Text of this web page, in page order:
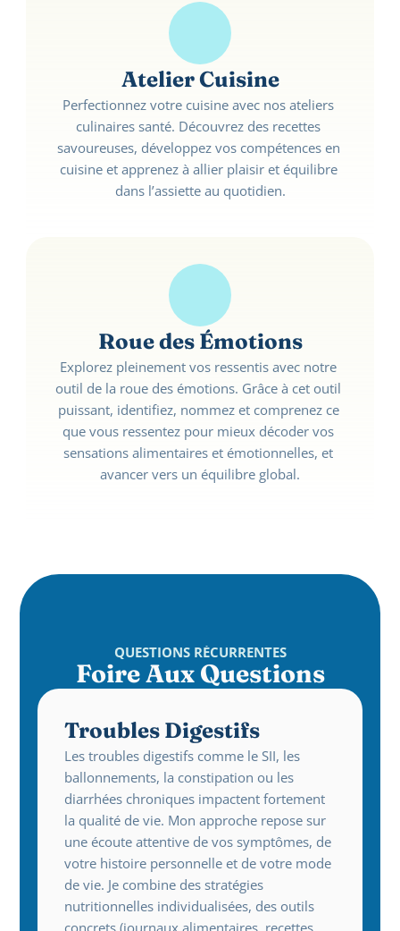
Atelier Cuisine
Perfectionnez votre cuisine avec nos ateliers
culinaires santé. Découvrez des recettes
savoureuses, développez vos compétences en
cuisine et apprenez à allier plaisir et équilibre
dans l’assiette au quotidien.
Roue des Émotions
Explorez pleinement vos ressentis avec notre
outil de la roue des émotions. Grâce à cet outil
puissant, identifiez, nommez et comprenez ce
que vous ressentez pour mieux décoder vos
sensations alimentaires et émotionnelles, et
avancer vers un équilibre global.
QUESTIONS RÉCURRENTES
Foire Aux Questions
Troubles Digestifs
Les troubles digestifs comme le SII, les
ballonnements, la constipation ou les
diarrhées chroniques impactent fortement
la qualité de vie. Mon approche repose sur
une écoute attentive de vos symptômes, de
votre histoire personnelle et de votre mode
de vie. Je combine des stratégies
nutritionnelles individualisées, des outils
concrets (journaux alimentaires, recettes,